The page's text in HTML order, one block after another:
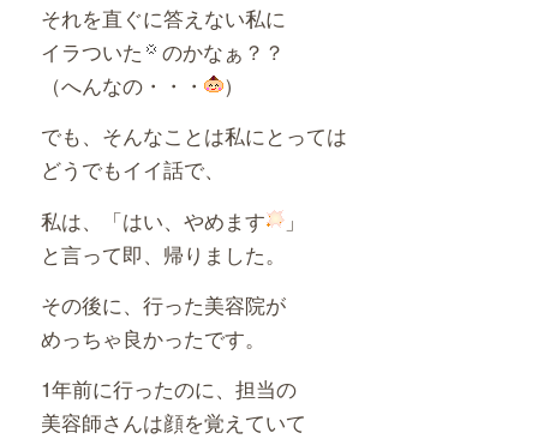
それを直ぐに答えない私に
イラついた
のかなぁ？？
（へんなの・・・
）
でも、そんなことは私にとっては
どうでもイイ話で、
私は、「はい、やめます
」
と言って即、帰りました。
その後に、行った美容院が
めっちゃ良かったです。
1年前に行ったのに、担当の
美容師さんは顔を覚えていて